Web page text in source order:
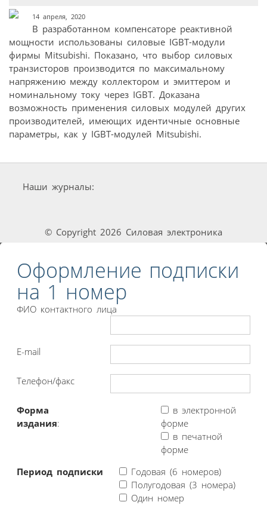
14 апреля, 2020
В разработанном компенсаторе реактивной
мощности использованы силовые IGBT-модули
фирмы Mitsubishi. Показано, что выбор силовых
транзисторов производится по максимальному
напряжению между коллектором и эмиттером и
номинальному току через IGBT. Доказана
возможность применения силовых модулей других
производителей, имеющих идентичные основные
параметры, как у IGBT-модулей Mitsubishi.
Наши журналы:
© Copyright 2026 Силовая электроника
Оформление подписки
на 1 номер
ФИО контактного лица
E-mail
Телефон/факс
Форма
издания:
в электронной
форме
в печатной
форме
Период подписки
Годовая (6 номеров)
Полугодовая (3 номера)
Один номер